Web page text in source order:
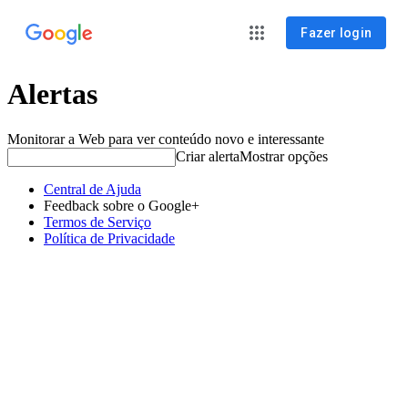
Fazer login
Alertas
Monitorar a Web para ver conteúdo novo e interessante
Criar alertaMostrar opções
Central de Ajuda
Feedback sobre o Google+
Termos de Serviço
Política de Privacidade